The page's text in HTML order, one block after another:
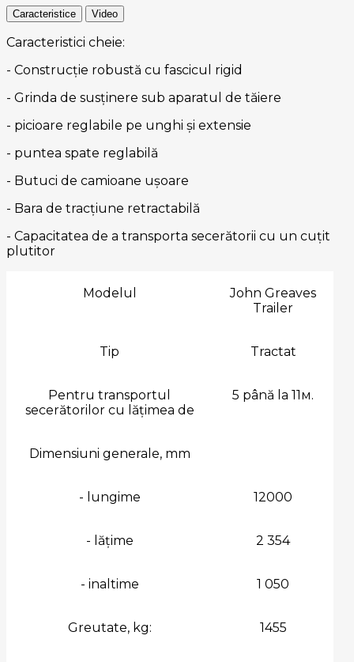
Caracteristice Video
Caracteristici cheie:
- Construcție robustă cu fascicul rigid
- Grinda de susținere sub aparatul de tăiere
- picioare reglabile pe unghi și extensie
- puntea spate reglabilă
- Butuci de camioane ușoare
- Bara de tracțiune retractabilă
- Capacitatea de a transporta secerătorii cu un cuțit
plutitor
Modelul
John Greaves
Trailer
Tip Tractat
Pentru transportul
secerătorilor cu lățimea de
5 până la 11м.
Dimensiuni generale, mm
- lungime 12000
- lățime 2 354
- inaltime 1 050
Greutate, kg: 1455